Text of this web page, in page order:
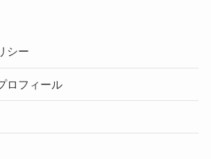
シー
ロフィール